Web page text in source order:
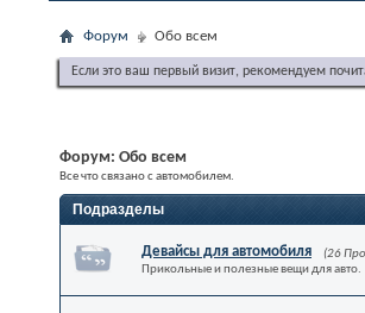
Форум Обо всем
Если это ваш первый визит, рекомендуем
Форум: Обо всем
Все что связано с автомобилем.
Подразделы
Девайсы для автомобиля
(26
Прикольные и полезные вещи для авто.